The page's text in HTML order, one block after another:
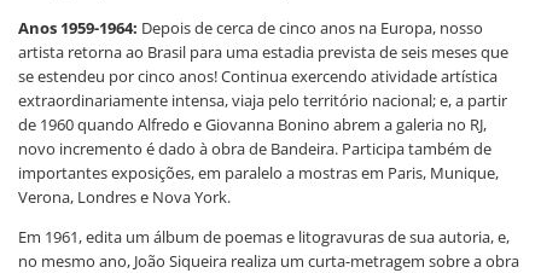
Anos 1959-1964: Depois de cerca de cinco anos na Europa, nosso
artista retorna ao Brasil para uma estadia prevista de seis meses que
se estendeu por cinco anos! Continua exercendo atividade artística
extraordinariamente intensa, viaja pelo território nacional; e, a partir
de 1960 quando Alfredo e Giovanna Bonino abrem a galeria no RJ,
novo incremento é dado à obra de Bandeira. Participa também de
importantes exposições, em paralelo a mostras em Paris, Munique,
Verona, Londres e Nova York.
Em 1961, edita um álbum de poemas e litogravuras de sua autoria, e,
no mesmo ano, João Siqueira realiza um curta-metragem sobre a obra